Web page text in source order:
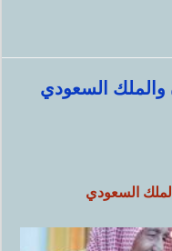
السعودي
السعودي